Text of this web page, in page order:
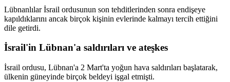
Lübnanlılar İsrail ordusunun son tehditlerinden sonra endişeye
kapıldıklarını ancak birçok kişinin evlerinde kalmayı tercih ettiğini
dile getirdi.
İsrail'in Lübnan'a saldırıları ve ateşkes
İsrail ordusu, Lübnan'a 2 Mart'ta yoğun hava saldırıları başlatarak,
ülkenin güneyinde birçok beldeyi işgal etmişti.